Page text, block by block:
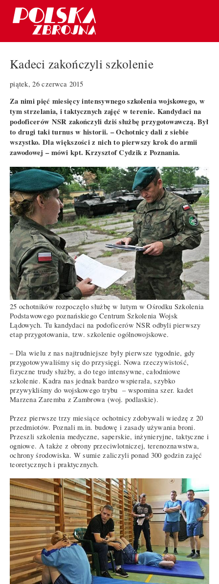
Kadeci zakończyli szkolenie
piątek, 26 czerwca 2015
Za nimi pięć miesięcy intensywnego szkolenia wojskowego, w
tym strzelania, i taktycznych zajęć w terenie. Kandydaci na
podoficerów NSR zakończyli dziś służbę przygotowawczą. Był
to drugi taki turnus w historii. – Ochotnicy dali z siebie
wszystko. Dla większości z nich to pierwszy krok do armii
zawodowej – mówi kpt. Krzysztof Cydzik z Poznania.
25 ochotników rozpoczęło służbę w lutym w Ośrodku Szkolenia
Podstawowego poznańskiego Centrum Szkolenia Wojsk
Lądowych. Tu kandydaci na podoficerów NSR odbyli pierwszy
etap przygotowania, tzw. szkolenie ogólnowojskowe.
– Dla wielu z nas najtrudniejsze były pierwsze tygodnie, gdy
przygotowywaliśmy się do przysięgi. Nowa rzeczywistość,
fizyczne trudy służby, a do tego intensywne, całodniowe
szkolenie. Kadra nas jednak bardzo wspierała, szybko
przywykliśmy do wojskowego trybu – wspomina szer. kadet
Marzena Zaremba z Zambrowa (woj. podlaskie).
Przez pierwsze trzy miesiące ochotnicy zdobywali wiedzę z 20
przedmiotów. Poznali m.in. budowę i zasady używania broni.
Przeszli szkolenia medyczne, saperskie, inżynieryjne, taktyczne i
ogniowe. A także z obrony przeciwlotniczej, terenoznawstwa,
ochrony środowiska. W sumie zaliczyli ponad 300 godzin zajęć
teoretycznych i praktycznych.